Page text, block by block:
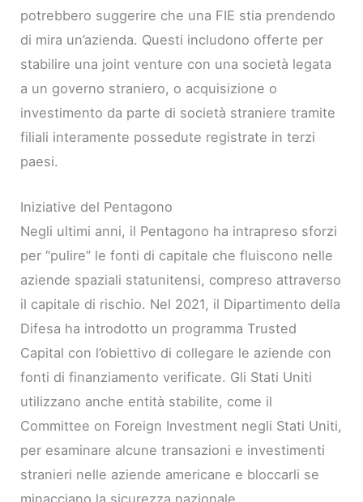
potrebbero suggerire che una FIE stia prendendo
di mira un’azienda. Questi includono offerte per
stabilire una joint venture con una società legata
a un governo straniero, o acquisizione o
investimento da parte di società straniere tramite
filiali interamente possedute registrate in terzi
paesi.
Iniziative del Pentagono
Negli ultimi anni, il Pentagono ha intrapreso sforzi
per “pulire” le fonti di capitale che fluiscono nelle
aziende spaziali statunitensi, compreso attraverso
il capitale di rischio. Nel 2021, il Dipartimento della
Difesa ha introdotto un programma Trusted
Capital con l’obiettivo di collegare le aziende con
fonti di finanziamento verificate. Gli Stati Uniti
utilizzano anche entità stabilite, come il
Committee on Foreign Investment negli Stati Uniti,
per esaminare alcune transazioni e investimenti
stranieri nelle aziende americane e bloccarli se